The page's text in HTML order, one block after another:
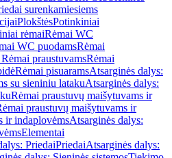
surenkamiesiems
PlokštėsPotinkiniai
rėmaiRėmai WC
WC puodamsRėmai
praustuvamsRėmai
Rėmai pisuaramsAtsarginės dalys:
su sieniniu latakuAtsarginės dalys:
Rėmai praustuvų maišytuvams ir
praustuvų maišytuvams ir
ir indaplovėmsAtsarginės dalys:
Elementai
PriedaiPriedaiAtsarginės dalys: